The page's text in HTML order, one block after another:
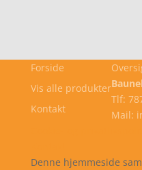
Forside
Vis alle produkter
Kontakt
Tlf:
Mail:
Denne hjemmeside